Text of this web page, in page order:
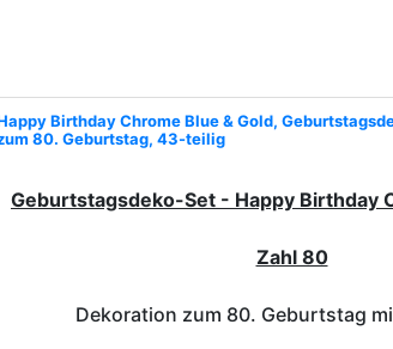
Birthday Chrome Blue & Gold,
80. Geburtstag, 43-teilig
Geburtstagsdeko-Set - Happy Birthday
Zahl 80
Dekoration zum 80. Geburtstag